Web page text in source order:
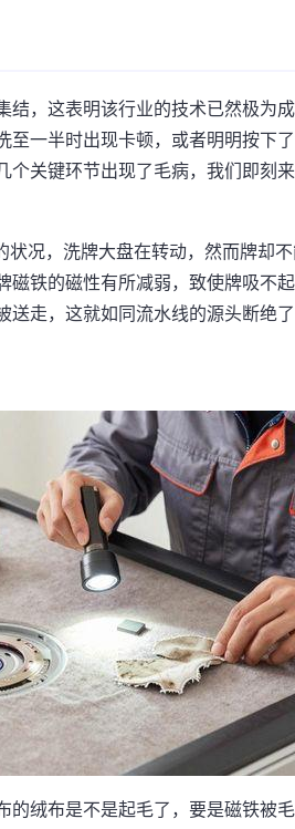
结，这表明该行业的技术已然极为
至一半时出现卡顿，或者明明按下
关键环节出现了毛病，我们即刻来
状况，洗牌大盘在转动，然而牌却
磁铁的磁性有所减弱，致使牌吸不
送走，这就如同流水线的源头断绝
的绒布是不是起毛了，要是磁铁被